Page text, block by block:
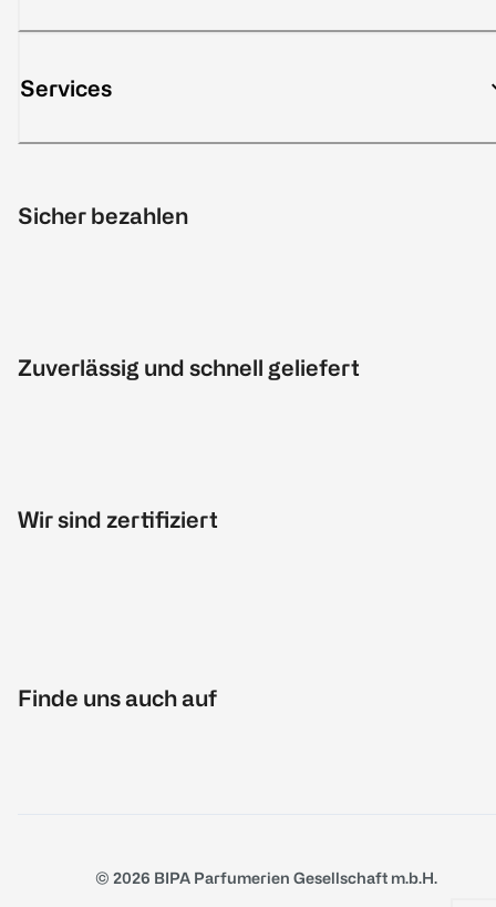
Services
Sicher bezahlen
Zuverlässig und schnell geliefert
Wir sind zertifiziert
Finde uns auch auf
© 2026 BIPA Parfumerien Gesellschaft m.b.H.